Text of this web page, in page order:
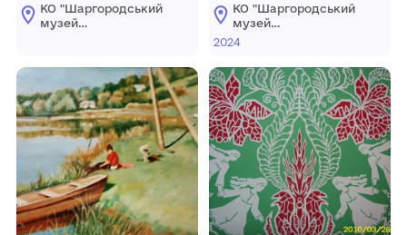
КО "Шаргородський
музей
Шаргородської
міської ради
КО "Шаргородський
музей
образотворчого
Шаргородської
міської ради
2024